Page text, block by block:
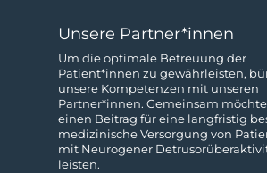
Unsere Partner*innen
Um die optimale Betreuung der
Patient*innen zu gewähr­leisten,
unsere Kompeten­zen mit unseren
Partner*innen. Gemeinsam
einen Beitrag für eine langfristig
medizinische Ver­sorgung von
mit Neurogener
leisten.